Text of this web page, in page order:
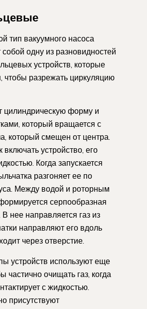
тип вакуумного насоса
собой одну из разновидностей
устройств, которые
чтобы разрежать циркуляцию
цилиндрическую форму и
который вращается с
который смещен от центра.
включать устройство, его
Когда запускается
разгоняет ее по
Между водой и роторным
серпообразная
нее направляется газ из
направляют его вдоль
через отверстие.
устройств используют еще
частично очищать газ, когда
с жидкостью.
присутствуют